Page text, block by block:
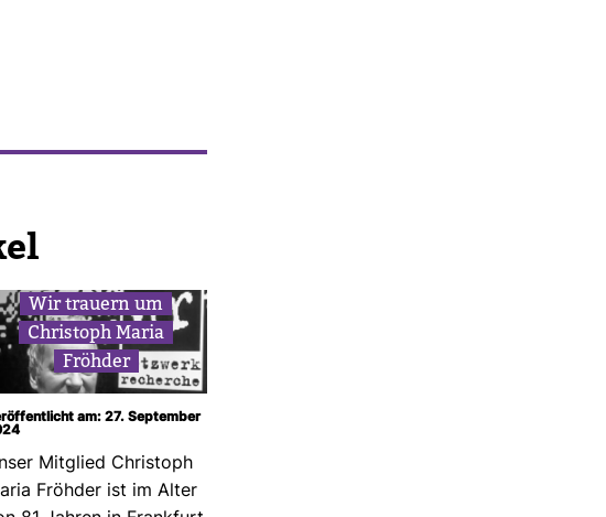
Wir trauern um
Chris­toph Maria
Fröhder
am: 27. September
Mit­glied Chris­toph
Fröhder ist im Alter